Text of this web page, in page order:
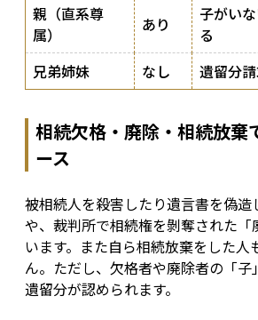
親（直系尊
属）
あり
子がい
る
兄弟姉妹
なし 遺留分
相続欠格・廃除・相続放棄
ース
被相続人を殺害したり遺言書を偽造
や、裁判所で相続権を剝奪された
います。また自ら相続放棄をした人
ん。ただし、欠格者や廃除者の「子
遺留分が認められます。